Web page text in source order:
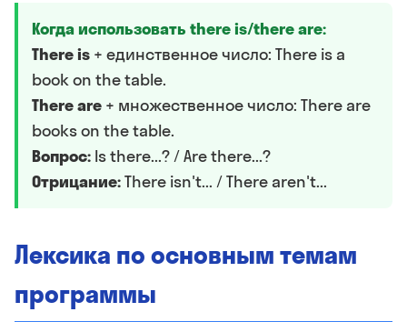
Когда использовать there is/there are:
There is + единственное число: There is a
book on the table.
There are + множественное число: There are
books on the table.
Вопрос: Is there...? / Are there...?
Отрицание:There isn't... / There aren't...
Лексика по основным темам
программы